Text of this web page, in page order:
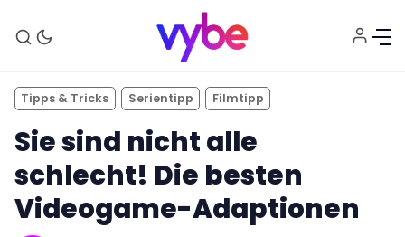
Tipps & Tricks Serientipp Filmtipp
Sie sind nicht alle
schlecht! Die besten
Videogame-Adaptionen